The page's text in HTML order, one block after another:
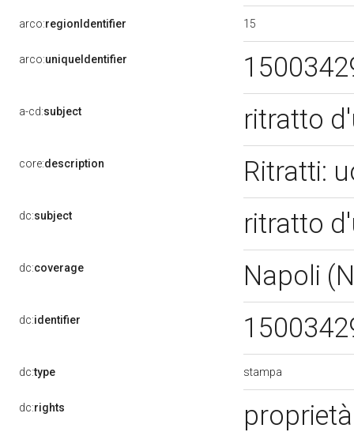
arco:regionIdentifier 15
arco:uniqueIdentifier
a-cd:subject ritratto
core:description Ritratti:
dc:subject ritratto
dc:coverage Napoli
dc:identifier
dc:type stampa
dc:rights